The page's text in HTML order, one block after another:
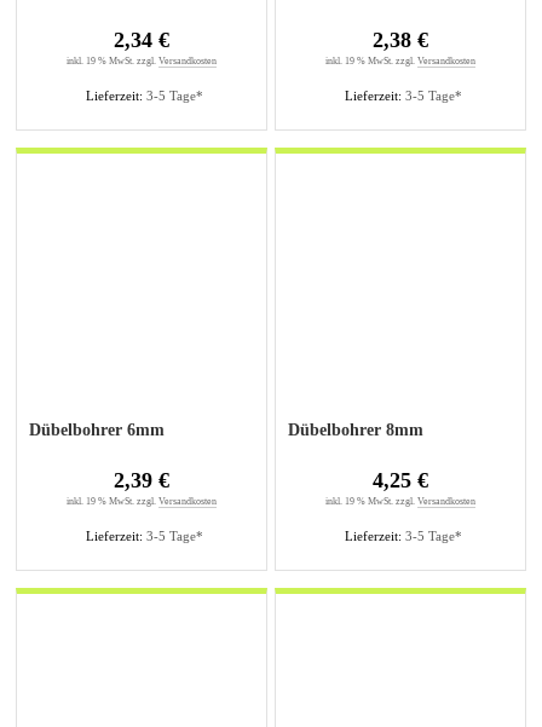
Lieferzeit: 3-5 Tage*
2,34 €
inkl. 19 % MwSt. zzgl. Versandkosten
Lieferzeit: 3-5 Tage*
2,38 €
inkl. 19 % MwSt. zzgl. Versandkosten
Dübelbohrer 6mm
Lieferzeit: 3-5 Tage*
2,39 €
inkl. 19 % MwSt. zzgl. Versandkosten
Dübelbohrer 8mm
Lieferzeit: 3-5 Tage*
4,25 €
inkl. 19 % MwSt. zzgl. Versandkosten